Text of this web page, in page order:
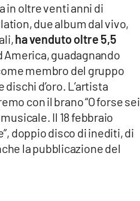
in oltre venti anni di
due album dal vivo,
ha venduto oltre 5,5
America, guadagnando
membro del gruppo
d’oro. L’artista
con il brano “O forse sei
Il 18 febbraio
doppio disco di inediti, di
la pubblicazione del